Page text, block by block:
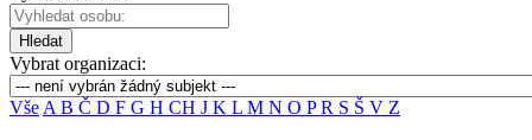
Hledat
Vybrat organizaci:
Vše A B Č D F G H CH J K L M N O PR S Š V Z